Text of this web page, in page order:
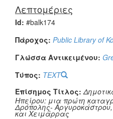
Λεπτομέριες
Id: #balk174
Πάροχος: Public Library of
Γλώσσα Αντικειμένου:
Τύπος: TEXT
Επίσημος Τίτλος:
Ηπείρου: μια πρώτη
Δρόπολης-
και Χειμάρρας